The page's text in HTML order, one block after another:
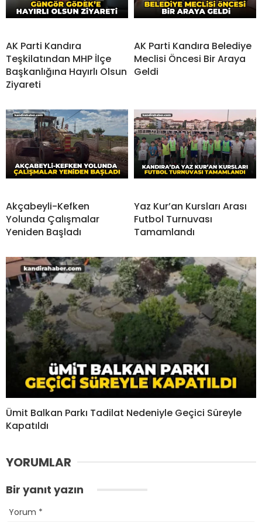
AK Parti Kandıra
Teşkilatından MHP İlçe
Başkanlığına Hayırlı Olsun
Ziyareti
AK Parti Kandıra Belediye
Meclisi Öncesi Bir Araya
Geldi
Akçabeyli-Kefken
Yolunda Çalışmalar
Yeniden Başladı
Yaz Kur’an Kursları Arası
Futbol Turnuvası
Tamamlandı
Ümit Balkan Parkı Tadilat Nedeniyle Geçici Süreyle
Kapatıldı
YORUMLAR
Bir yanıt yazın
Yorum *